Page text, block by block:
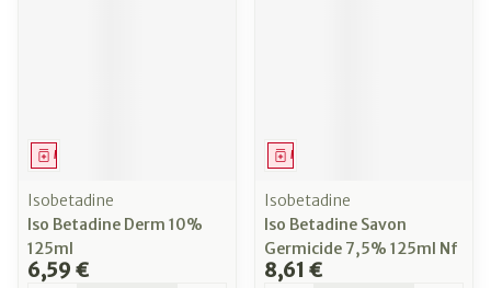
Médicament
Isobetadine
Iso Betadine Derm 10%
125ml
6,59 €
Médicament
Isobetadine
Iso Betadine Savon
Germicide 7,5% 125ml Nf
8,61 €